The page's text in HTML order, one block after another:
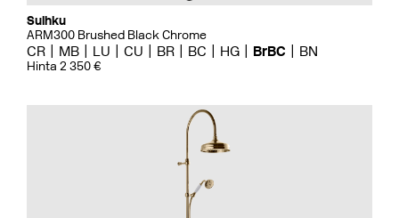
Suihku
ARM300 Brushed Black Chrome
CR MB LU CU BR BC HG BrBC BN
Hinta 2 350 €